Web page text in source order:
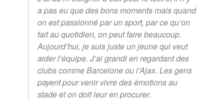
a pas eu que des bons moments mais quand
on est passionné par un sport, par ce qu’on
fait au quotidien, on peut faire beaucoup.
Aujourd’hui, je suis juste un jeune qui veut
aider l’équipe. J’ai grandi en regardant des
clubs comme Barcelone ou l’Ajax. Les gens
payent pour venir vivre des émotions au
stade et on doit leur en procurer.